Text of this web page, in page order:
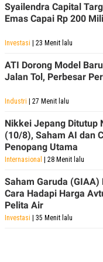
Syailendra Capital
Emas Capai Rp 200
Investasi | 23 Menit lalu
ATI Dorong Model
Jalan Tol, Perbesar
Industri | 27 Menit lalu
Nikkei Jepang Ditutup
(10/8), Saham AI dan
Penopang Utama
Internasional | 28 Menit lalu
Saham Garuda
Cara Hadapi Harga
Pelita Air
Investasi | 35 Menit lalu